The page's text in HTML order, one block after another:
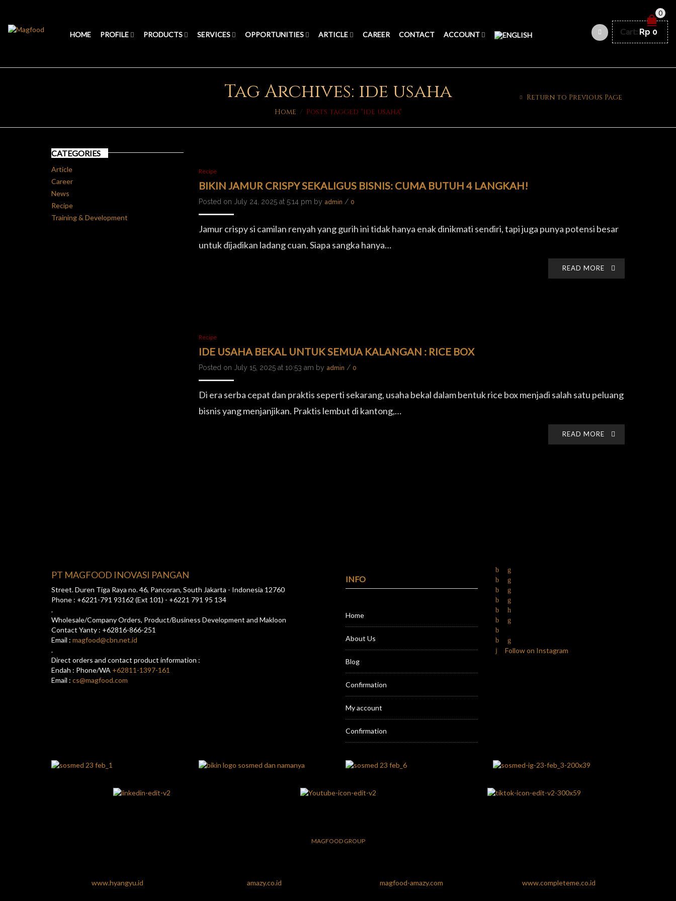
HOME PROFILE PRODUCTS SERVICES OPPORTUNITIES ARTICLE CAREER CONTACT ACCOUNT
0
Cart: Rp 0
Tag Archives: ide usaha
Home / Posts tagged "ide usaha"
Return to Previous Page
Recipe
BIKIN JAMUR CRISPY SEKALIGUS BISNIS: CUMA BUTUH 4 LANGKAH!
Posted on July 24, 2025 at 5:14 pm by admin / 0
Jamur crispy si camilan renyah yang gurih ini tidak hanya enak dinikmati sendiri, tapi juga punya potensi besar
untuk dijadikan ladang cuan. Siapa sangka hanya…
READ MORE
Recipe
IDE USAHA BEKAL UNTUK SEMUA KALANGAN : RICE BOX
Posted on July 15, 2025 at 10:53 am by admin / 0
Di era serba cepat dan praktis seperti sekarang, usaha bekal dalam bentuk rice box menjadi salah satu peluang
bisnis yang menjanjikan. Praktis lembut di kantong,…
READ MORE
CATEGORIES
Article
Career
News
Recipe
Training & Development
PT MAGFOOD INOVASI PANGAN
Street. Duren Tiga Raya no. 46, Pancoran, South Jakarta - Indonesia 12760
Phone : +6221-791 93162 (Ext 101) - +6221 791 95 134
.
Wholesale/Company Orders, Product/Business Development and Makloon
Contact Yanty : +62816-866-251
Email : magfood@cbn.net.id
.
Direct orders and contact product information :
Endah : Phone/WA +62811-1397-161
Email : cs@magfood.com
INFO
Home
About Us
Blog
Confirmation
My account
Confirmation
Follow on Instagram
MAGFOOD GROUP
www.hyangyu.id amazy.co.id magfood-amazy.com www.completeme.co.id